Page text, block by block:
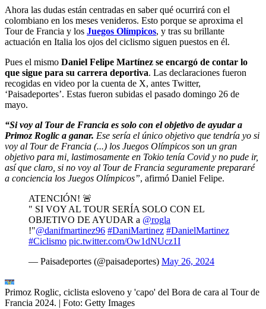
Ahora las dudas están centradas en saber qué ocurrirá con el
colombiano en los meses venideros. Esto porque se aproxima el
Tour de Francia y los Juegos Olímpicos, y tras su brillante
actuación en Italia los ojos del ciclismo siguen puestos en él.
Pues el mismo Daniel Felipe Martínez se encargó de contar lo
que sigue para su carrera deportiva. Las declaraciones fueron
recogidas en video por la cuenta de X, antes Twitter,
‘Paisadeportes’. Estas fueron subidas el pasado domingo 26 de
mayo.
“Si voy al Tour de Francia es solo con el objetivo de ayudar a
Primoz Roglic a ganar. Ese sería el único objetivo que tendría yo si
voy al Tour de Francia (...) los Juegos Olímpicos son un gran
objetivo para mi, lastimosamente en Tokio tenía Covid y no pude ir,
así que claro, si no voy al Tour de Francia seguramente prepararé
a conciencia los Juegos Olímpicos”, afirmó Daniel Felipe.
ATENCIÓN! 🚨
" SI VOY AL TOUR SERÍA SOLO CON EL
OBJETIVO DE AYUDAR a @rogla
!"@danifmartinez96 #DaniMartinez #DanielMartinez
#Ciclismo pic.twitter.com/Ow1dNUcz1I
— Paisadeportes (@paisadeportes) May 26, 2024
Primoz Roglic, ciclista esloveno y 'capo' del Bora de cara al Tour de
Francia 2024. | Foto: Getty Images